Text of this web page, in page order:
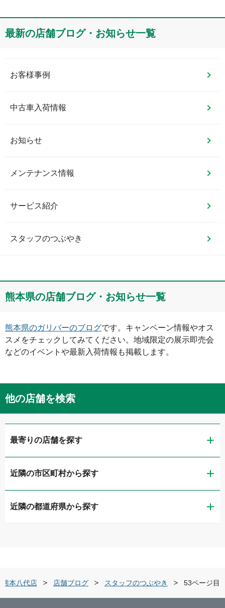
最新の店舗ブログ・お知らせ一覧
お客様事例
中古車入荷情報
お知らせ
メンテナンス情報
サービス紹介
スタッフのつぶやき
熊本県の店舗ブログ・お知らせ一覧
熊本県のガリバーのブログです。キャンペーン情報やオス
スメをチェックしてみてください。地域限定の展示即売会
などのイベントや最新入荷情報も掲載します。
他の店舗を検索
最寄りの店舗を探す
ガリバー熊本店
LIBERALA リベラーラ熊本
ガリバー熊本東バイパス店
近隣の市区町村から探す
熊本市中央区
近隣の都道府県から探す
熊本八代店 店舗ブログ スタッフのつぶやき 53ページ目